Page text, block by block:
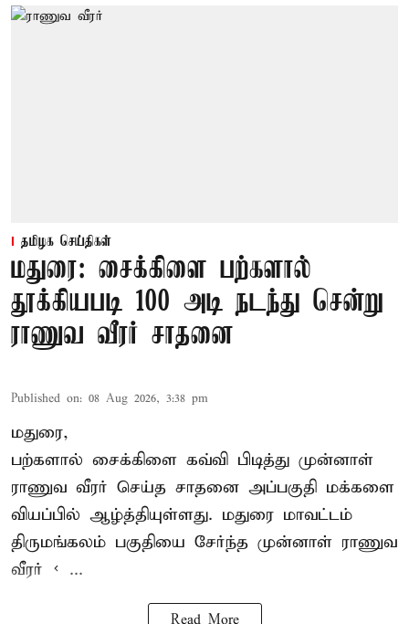
தமிழக செய்திகள்
மதுரை: சைக்கிளை பற்களால்
தூக்கியபடி 100 அடி நடந்து சென்று
ராணுவ வீரர் சாதனை
Published on: 08 Aug 2026, 3:38 pm
மதுரை,
பற்களால் சைக்கிளை கவ்வி பிடித்து முன்னாள்
ராணுவ வீரர் செய்த சாதனை அப்பகுதி மக்களை
வியப்பில் ஆழ்த்தியுள்ளது. மதுரை மாவட்டம்
திருமங்கலம் பகுதியை சேர்ந்த முன்னாள் ராணுவ
வீரர் < ...
Read More